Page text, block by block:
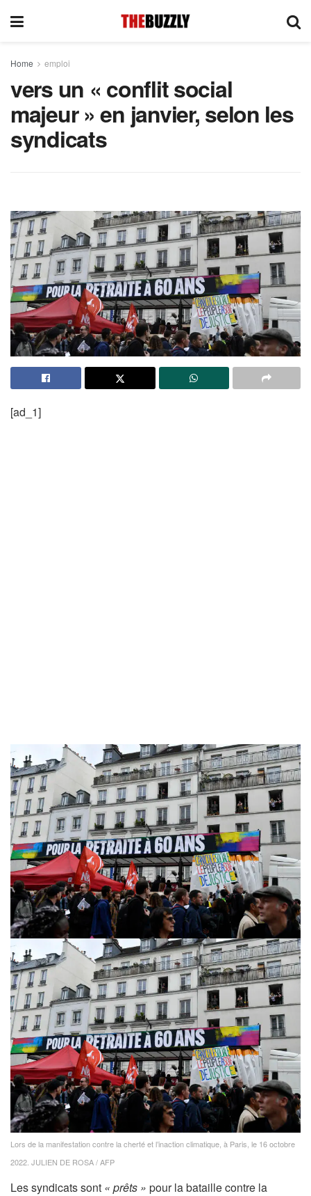
Home emploi
vers un « conflit social
majeur » en janvier, selon les
syndicats
[ad_1]
Lors de la manifestation contre la cherté et l’inaction climatique, à Paris, le 16 octobre
2022. JULIEN DE ROSA / AFP
Les syndicats sont « prêts » pour la bataille contre la